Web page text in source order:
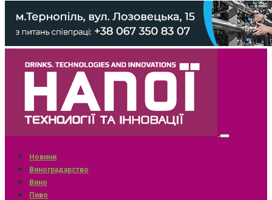
Новини
Виноградарство
Вино
Пиво